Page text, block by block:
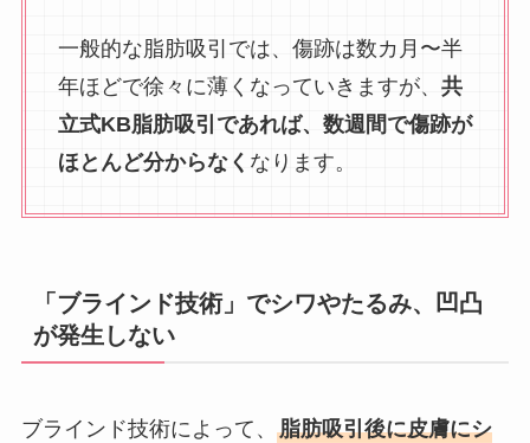
一般的な脂肪吸引では、傷跡は数カ月〜半
年ほどで徐々に薄くなっていきますが、 共
立式KB脂肪吸引であれば、数週間で傷跡が
ほとんど分からなく なります。
「ブラインド技術」でシワやたるみ、凹凸
が発生しない
ブラインド技術によって、 脂肪吸引後に皮膚にシ